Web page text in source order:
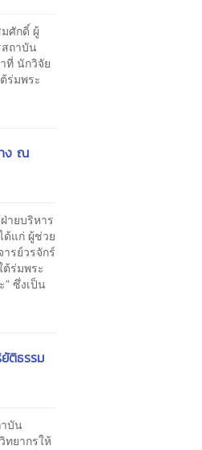
ศักดิ์ ผู้
ถาบัน
ที่ นักวิจัย
ร่มพระ
ง ณ
ายบริหาร
แก่ ผู้ช่วย
รย์วรจักร์
ร่มพระ
ซึ่งเป็น
ติธรรม
บัน
ทยากรให้